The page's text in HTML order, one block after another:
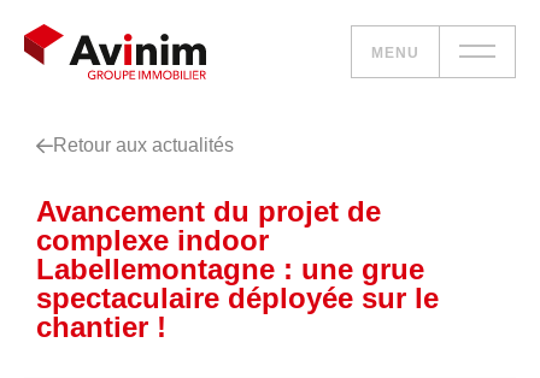
MENU
Vos besoins
Nos solutions
Le groupe
Retour aux actualités
Avancement du projet de
complexe indoor
Labellemontagne : une grue
spectaculaire déployée sur le
chantier !